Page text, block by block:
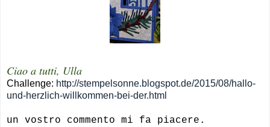
Ciao a tutti, Ulla
Challenge: http://stempelsonne.blogspot.de/2015/08/hallo-
und-herzlich-willkommen-bei-der.html
un vostro commento mi fa piacere.